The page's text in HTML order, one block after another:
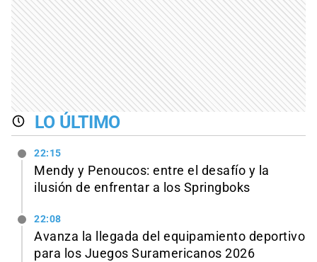
LO ÚLTIMO
22:15
Mendy y Penoucos: entre el desafío y la
ilusión de enfrentar a los Springboks
22:08
Avanza la llegada del equipamiento deportivo
para los Juegos Suramericanos 2026